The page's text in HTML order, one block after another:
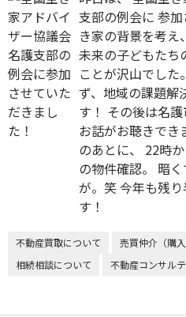
支部の例会に 参
き家の背景を考え
未来の子どもたち
ことが沢山でし
ず、地域の課題解
す！ その後は名
お話がお聴きでき
のあとに、 22時
の物件確認。 暗
が。笑 今年も残
す！
不動産買取について
売買仲介（購
相続相談について
不動産コンサル